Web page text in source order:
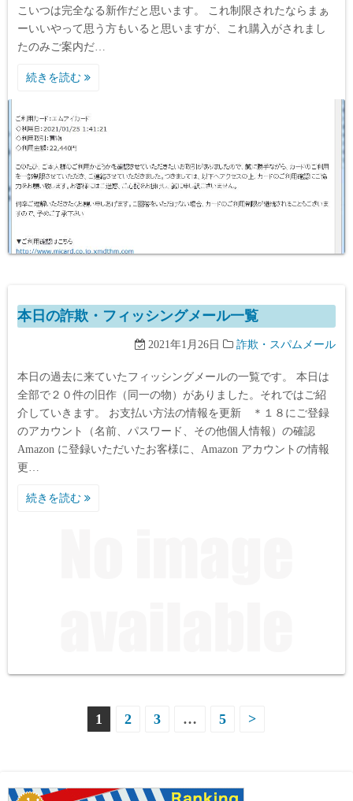
こいつは完全なる新作だと思います。 これ制限されたならまぁ
ーいいやって思う方もいると思いますが、これ購入がされまし
たのみご案内だ…
続きを読む
本日の詐欺・フィッシングメール一覧
2021年1月26日 詐欺・スパムメール
本日の過去に来ていたフィッシングメールの一覧です。 本日は
全部で２０件の旧作（同一の物）がありました。それではご紹
介していきます。 お支払い方法の情報を更新 ＊１８にご登録
のアカウント（名前、パスワード、その他個人情報）の確認
Аmazon に登録いただいたお客様に、Аmazon アカウントの情報
更…
続きを読む
1 2 3 … 5 >